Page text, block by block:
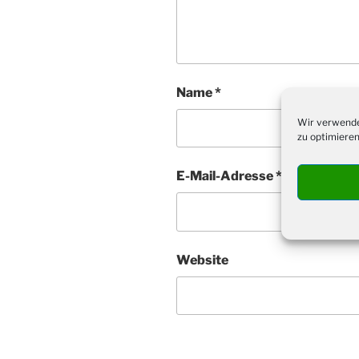
Wir
zu
Name*
E-Mail-Adresse*
Website